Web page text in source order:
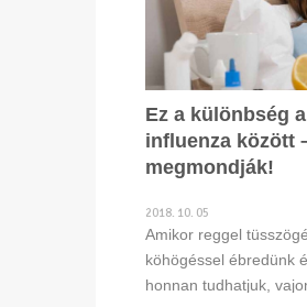
Ez a különbség
influenza között
megmondják!
2018. 10. 05
​​​​​​​Amikor reggel
köhögéssel ébredünk
honnan tudhatjuk,